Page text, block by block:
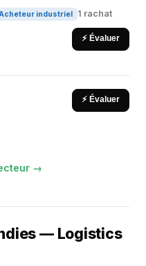
industriel 1 rachat
⚡ Évaluer
⚡ Évaluer
→
— Logistics